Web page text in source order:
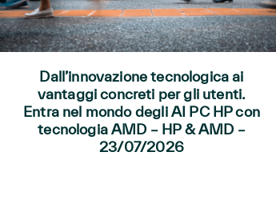
Dall’innovazione tecnologica ai
vantaggi concreti per gli utenti.
Entra nel mondo degli AI PC HP con
tecnologia AMD – HP & AMD –
23/07/2026